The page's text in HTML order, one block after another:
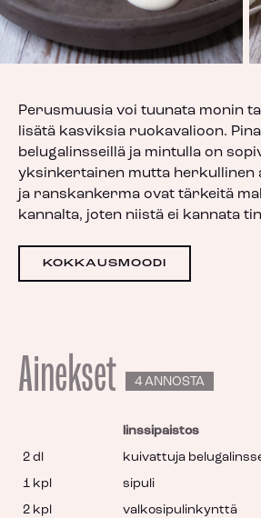
Perusmuusia voi tuunata monin
lisätä kasviksia ruokavalioon.
belugalinsseillä ja mintulla on
yksinkertainen mutta herkullinen
ja ranskankerma ovat tärkeitä
kannalta, joten niistä ei kannata
KOKKAUSMOODI
Ainekset 4 ANNOSTA
linssipaistos
kuivattuja
2 dl
sipuli
1 kpl
valkosipulinkynttä
2 kpl